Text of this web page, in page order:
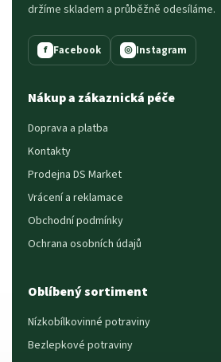
držíme skladem a průběžně odesíláme.
f Facebook ◎ Instagram
Nákup a zákaznická péče
Doprava a platba
Kontakty
Prodejna DS Market
Vrácení a reklamace
Obchodní podmínky
Ochrana osobních údajů
Oblíbený sortiment
Nízkobílkovinné potraviny
Bezlepkové potraviny